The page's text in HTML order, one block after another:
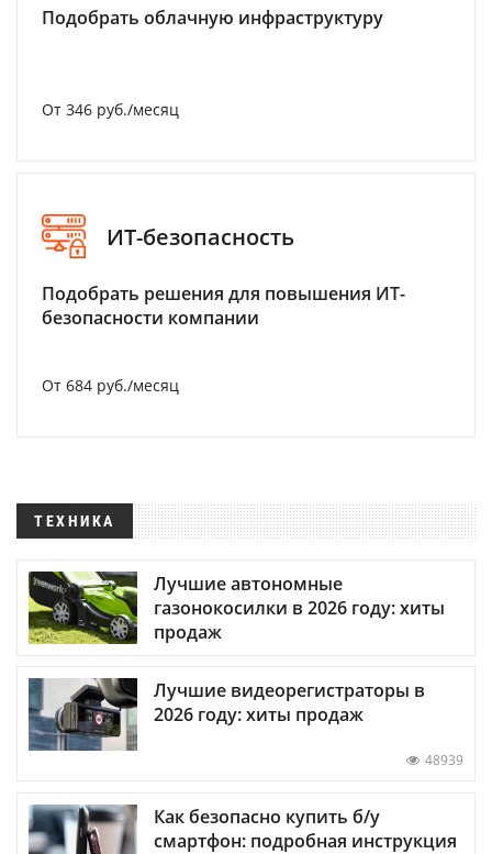
Подобрать облачную инфраструктуру
От 346 руб./месяц
ИТ-безопасность
Подобрать решения для повышения ИТ-
безопасности компании
От 684 руб./месяц
ТЕХНИКА
Лучшие автономные
газонокосилки в 2026 году: хиты
продаж
Лучшие видеорегистраторы в
2026 году: хиты продаж
48939
Как безопасно купить б/у
смартфон: подробная инструкция